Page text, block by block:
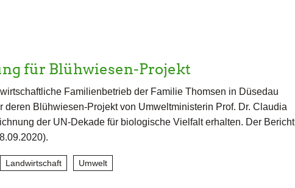
für Blühwiesen-Projekt
Familienbetrieb der Familie Thomsen in Düsedau
deren Blühwiesen-Projekt von Umweltministerin Prof. Dr. Claudia
der UN-Dekade für biologische Vielfalt erhalten. Der Bericht
Landwirtschaft Umwelt